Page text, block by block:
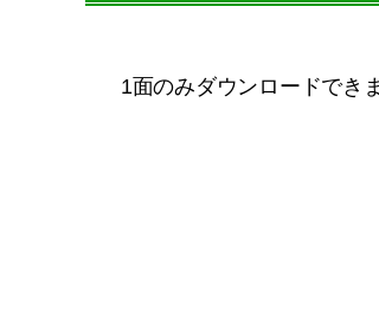
1面のみダウンロードできま